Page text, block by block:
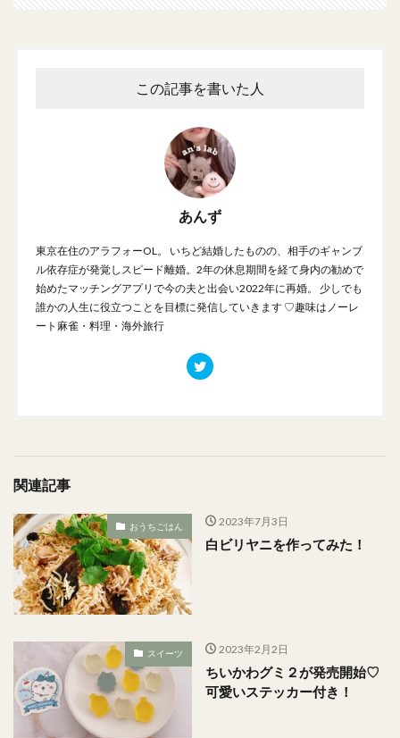
この記事を書いた人
あんず
東京在住のアラフォーOL。 いちど結婚したものの、相手のギャンブ
ル依存症が発覚しスピード離婚。2年の休息期間を経て身内の勧めで
始めたマッチングアプリで今の夫と出会い2022年に再婚。 少しでも
誰かの人生に役立つことを目標に発信していきます ♡趣味はノーレ
ート麻雀・料理・海外旅行
関連記事
おうちごはん 2023年7月3日
白ビリヤニを作ってみた！
スイーツ 2023年2月2日
ちいかわグミ２が発売開始♡
可愛いステッカー付き！